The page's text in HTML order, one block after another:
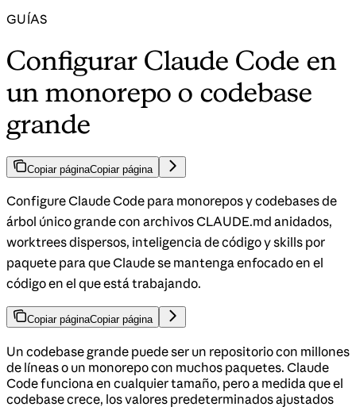
GUÍAS
Configurar Claude Code en
un monorepo o codebase
grande
Copiar páginaCopiar página
Configure Claude Code para monorepos y codebases de
árbol único grande con archivos CLAUDE.md anidados,
worktrees dispersos, inteligencia de código y skills por
paquete para que Claude se mantenga enfocado en el
código en el que está trabajando.
Copiar páginaCopiar página
Un codebase grande puede ser un repositorio con millones
de líneas o un monorepo con muchos paquetes. Claude
Code funciona en cualquier tamaño, pero a medida que el
codebase crece, los valores predeterminados ajustados